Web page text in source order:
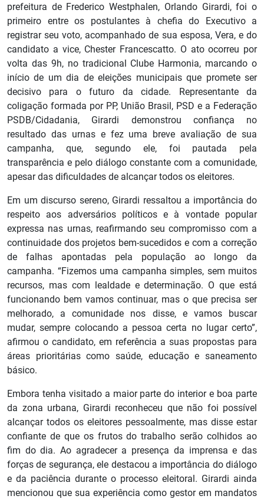
prefeitura de Frederico Westphalen, Orlando Girardi, foi o
primeiro entre os postulantes à chefia do Executivo a
registrar seu voto, acompanhado de sua esposa, Vera, e do
candidato a vice, Chester Francescatto. O ato ocorreu por
volta das 9h, no tradicional Clube Harmonia, marcando o
início de um dia de eleições municipais que promete ser
decisivo para o futuro da cidade. Representante da
coligação formada por PP, União Brasil, PSD e a Federação
PSDB/Cidadania, Girardi demonstrou confiança no
resultado das urnas e fez uma breve avaliação de sua
campanha, que, segundo ele, foi pautada pela
transparência e pelo diálogo constante com a comunidade,
apesar das dificuldades de alcançar todos os eleitores.
Em um discurso sereno, Girardi ressaltou a importância do
respeito aos adversários políticos e à vontade popular
expressa nas urnas, reafirmando seu compromisso com a
continuidade dos projetos bem-sucedidos e com a correção
de falhas apontadas pela população ao longo da
campanha. “Fizemos uma campanha simples, sem muitos
recursos, mas com lealdade e determinação. O que está
funcionando bem vamos continuar, mas o que precisa ser
melhorado, a comunidade nos disse, e vamos buscar
mudar, sempre colocando a pessoa certa no lugar certo”,
afirmou o candidato, em referência a suas propostas para
áreas prioritárias como saúde, educação e saneamento
básico.
Embora tenha visitado a maior parte do interior e boa parte
da zona urbana, Girardi reconheceu que não foi possível
alcançar todos os eleitores pessoalmente, mas disse estar
confiante de que os frutos do trabalho serão colhidos ao
fim do dia. Ao agradecer a presença da imprensa e das
forças de segurança, ele destacou a importância do diálogo
e da paciência durante o processo eleitoral. Girardi ainda
mencionou que sua experiência como gestor em mandatos